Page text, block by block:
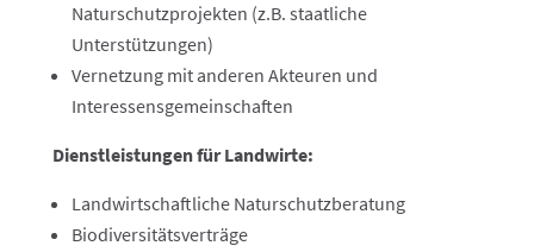
Naturschutzprojekten (z.B. staatliche
Unterstützungen)
Vernetzung mit anderen Akteuren und
Interessensgemeinschaften
Dienstleistungen für Landwirte:
Landwirtschaftliche Naturschutzberatung
Biodiversitätsverträge